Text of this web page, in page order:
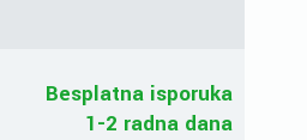
Besplatna isporuka
1-2 radna dana